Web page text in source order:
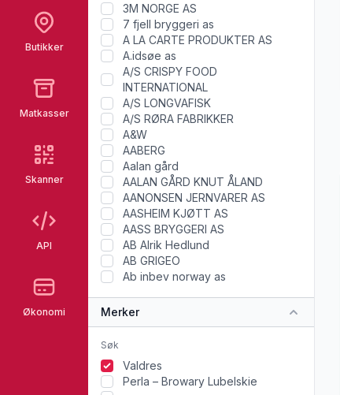
Butikker
Matkasser
Skanner
API
Økonomi
3M NORGE AS
7 fjell bryggeri as
A LA CARTE PRODUKTER AS
A.idsøe as
A/S CRISPY FOOD
INTERNATIONAL
A/S LONGVAFISK
A/S RØRA FABRIKKER
A&W
AABERG
Aalan gård
AALAN GÅRD KNUT ÅLAND
AANONSEN JERNVARER AS
AASHEIM KJØTT AS
AASS BRYGGERI AS
AB Alrik Hedlund
AB GRIGEO
Ab inbev norway as
Merker
Valdres
Perla – Browary Lubelskie